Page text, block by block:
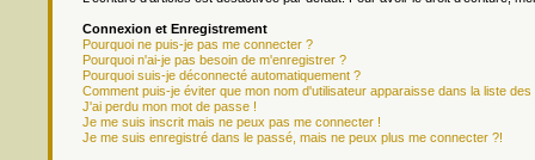
Connexion et Enregistrement
Pourquoi ne puis-je pas me connecter ?
Pourquoi n'ai-je pas besoin de m'enregistrer ?
Pourquoi suis-je déconnecté automatiquement ?
Comment puis-je éviter que mon nom d'utilisateur apparaisse dans la liste
J'ai perdu mon mot de passe !
Je me suis inscrit mais ne peux pas me connecter !
Je me suis enregistré dans le passé, mais ne peux plus me connecter ?!